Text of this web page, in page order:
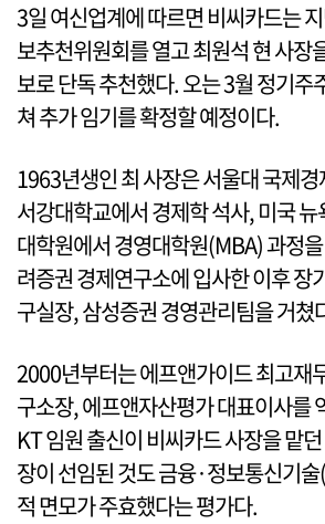
3일 여신업계에 따르면 비씨카드는
보추천위원회를 열고 최원석 현 사장
보로 단독 추천했다. 오는 3월 정기주
쳐 추가 임기를 확정할 예정이다.
1963년생인 최 사장은 서울대 국제
서강대학교에서 경제학 석사, 미국
대학원에서 경영대학원(MBA) 과정
려증권 경제연구소에 입사한 이후 장
구실장, 삼성증권 경영관리팀을 거쳤
2000년부터는 에프앤가이드 최고재
구소장, 에프앤자산평가 대표이사를
KT 임원 출신이 비씨카드 사장을 맡
장이 선임된 것도 금융·정보통신기
적 면모가 주효했다는 평가다.